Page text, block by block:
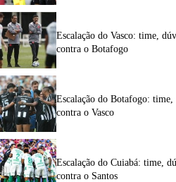
Escalação do Vasco: time,
contra o Botafogo
Escalação do Botafogo: time,
contra o Vasco
Escalação do Cuiabá: time,
contra o Santos